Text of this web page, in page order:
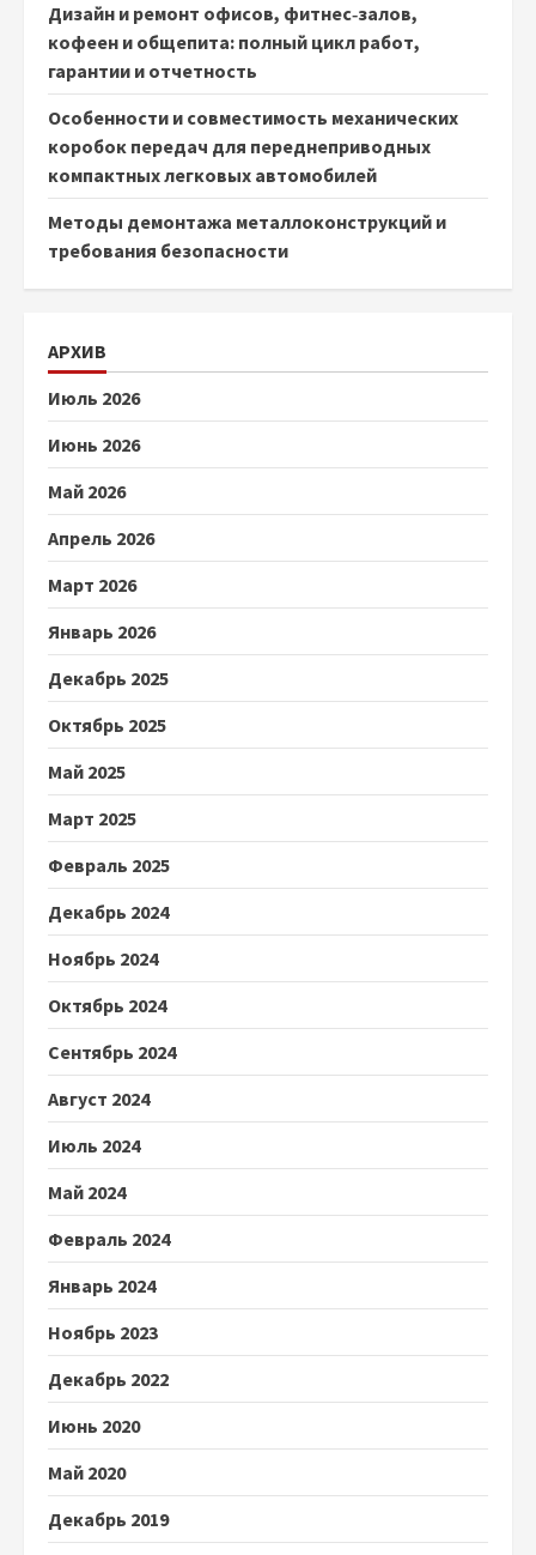
Дизайн и ремонт офисов, фитнес‑залов,
кофеен и общепита: полный цикл работ,
гарантии и отчетность
Особенности и совместимость механических
коробок передач для переднеприводных
компактных легковых автомобилей
Методы демонтажа металлоконструкций и
требования безопасности
АРХИВ
Июль 2026
Июнь 2026
Май 2026
Апрель 2026
Март 2026
Январь 2026
Декабрь 2025
Октябрь 2025
Май 2025
Март 2025
Февраль 2025
Декабрь 2024
Ноябрь 2024
Октябрь 2024
Сентябрь 2024
Август 2024
Июль 2024
Май 2024
Февраль 2024
Январь 2024
Ноябрь 2023
Декабрь 2022
Июнь 2020
Май 2020
Декабрь 2019